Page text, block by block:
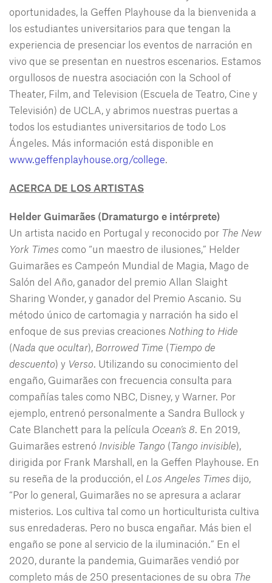
oportunidades, la Geffen Playhouse da la bienvenida a
los estudiantes universitarios para que tengan la
experiencia de presenciar los eventos de narración en
vivo que se presentan en nuestros escenarios. Estamos
orgullosos de nuestra asociación con la School of
Theater, Film, and Television (Escuela de Teatro, Cine y
Televisión) de UCLA, y abrimos nuestras puertas a
todos los estudiantes universitarios de todo Los
Ángeles. Más información está disponible en
www.geffenplayhouse.org/college.
ACERCA DE LOS ARTISTAS
Helder Guimarães (Dramaturgo e intérprete)
Un artista nacido en Portugal y reconocido por The New
York Times como “un maestro de ilusiones,” Helder
Guimarães es Campeón Mundial de Magia, Mago de
Salón del Año, ganador del premio Allan Slaight
Sharing Wonder, y ganador del Premio Ascanio. Su
método único de cartomagia y narración ha sido el
enfoque de sus previas creaciones Nothing to Hide
(Nada que ocultar), Borrowed Time (Tiempo de
descuento) y Verso. Utilizando su conocimiento del
engaño, Guimarães con frecuencia consulta para
compañías tales como NBC, Disney, y Warner. Por
ejemplo, entrenó personalmente a Sandra Bullock y
Cate Blanchett para la película Ocean’s 8. En 2019,
Guimarães estrenó Invisible Tango (Tango invisible),
dirigida por Frank Marshall, en la Geffen Playhouse. En
su reseña de la producción, el Los Angeles Times dijo,
“Por lo general, Guimarães no se apresura a aclarar
misterios. Los cultiva tal como un horticulturista cultiva
sus enredaderas. Pero no busca engañar. Más bien el
engaño se pone al servicio de la iluminación.” En el
2020, durante la pandemia, Guimarães vendió por
completo más de 250 presentaciones de su obra The